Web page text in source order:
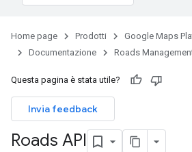
Home page Prodotti
Google Maps
Documentazione
Roads
Questa pagina è stata utile?
Invia feedback
Roads API